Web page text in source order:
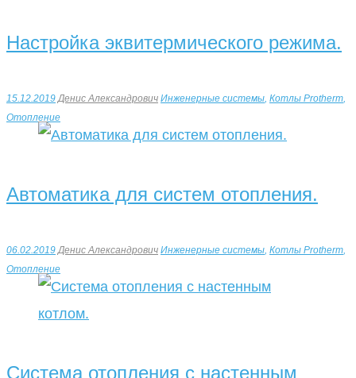
Настройка эквитермического режима.
15.12.2019 Денис Александрович Инженерные системы Котлы Protherm
Отопление
Автоматика для систем отопления.
06.02.2019 Денис Александрович Инженерные системы, Котлы Protherm,
Отопление
Система отопления с настенным